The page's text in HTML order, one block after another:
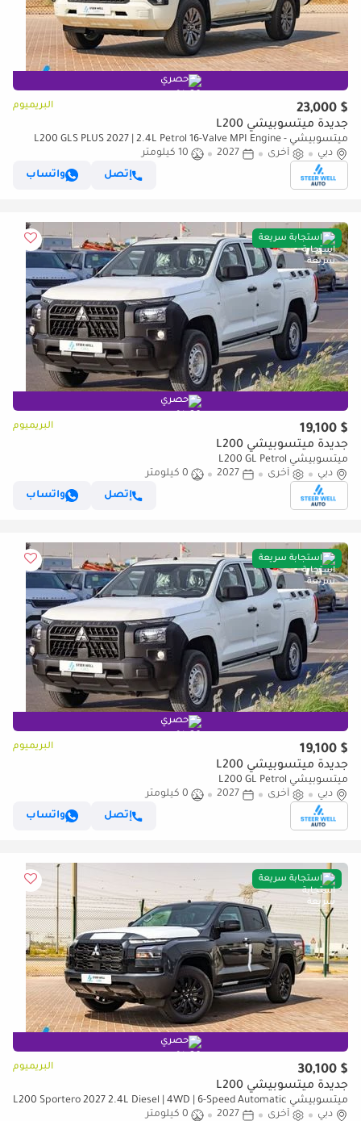
حصري
$ 23,000 البريميوم
جديدة ميتسوبيشي L200
ميتسوبيشي L200 GLS PLUS 2027 | 2.4L Petrol 16-Valve MPI Engine -
4WD | 5-Speed Manual | Export Only
دبي أخرى 2027
10 كيلومتر
إتصل
واتساب
استجابة سريعة
حصري
$ 19,100 البريميوم
جديدة ميتسوبيشي L200
ميتسوبيشي L200 GL Petrol
دبي
أخرى 2027
0 كيلومتر
إتصل
واتساب
استجابة سريعة
حصري
$ 19,100 البريميوم
جديدة ميتسوبيشي L200
ميتسوبيشي L200 GL Petrol
دبي
أخرى 2027
0 كيلومتر
إتصل
واتساب
استجابة سريعة
حصري
$ 30,100 البريميوم
جديدة ميتسوبيشي L200
ميتسوبيشي L200 Sportero 2027 2.4L Diesel | 4WD | 6-Speed Automatic
| 181 hp | 7 Drive Modes | Export Only
دبي أخرى 2027
0 كيلومتر